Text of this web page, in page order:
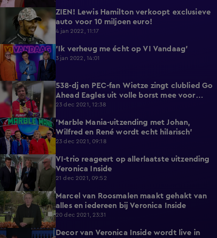
ZIEN! Lewis Hamilton verkoopt exclusieve
auto voor 10 miljoen euro!
4 jan 2022, 11:17
0:58 'Ik verheug me écht op VI Vandaag'
3 jan 2022, 14:01
5:19
538-dj en PEC-fan Wietze zingt clublied Go
Ahead Eagles uit volle borst mee voor
goede doel
23 dec 2021, 12:38
1:18
'Marble Mania-uitzending met Johan,
Wilfred en René wordt echt hilarisch'
23 dec 2021, 09:18
1:46
VI-trio reageert op allerlaatste uitzending
Veronica Inside
21 dec 2021, 09:52
3:50
Marcel van Roosmalen maakt gehakt van
alles en iedereen bij Veronica Inside
20 dec 2021, 23:31
3:07
Decor van Veronica Inside wordt live in